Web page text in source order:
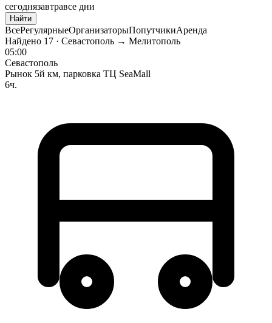
сегоднязавтравсе дни
Найти
ВсеРегулярныеОрганизаторыПопутчикиАренда
Найдено 17 · Севастополь → Мелитополь
05:00
Севастополь
Рынок 5й км, парковка ТЦ SeaMall
6ч.